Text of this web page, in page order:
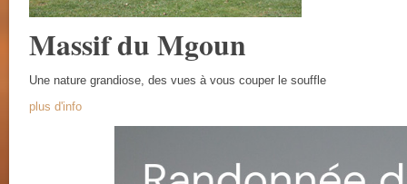
Massif du Mgoun
Une nature grandiose, des vues à vous couper le souffle
plus d'info